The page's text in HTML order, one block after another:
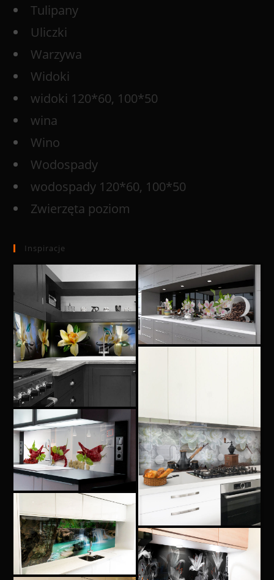
Tulipany
Uliczki
Warzywa
Widoki
widoki 120*60, 100*50
wina
Wino
Wodospady
wodospady 120*60, 100*50
Zwierzęta poziom
Inspiracje